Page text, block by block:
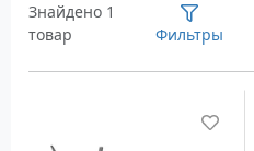
Знайдено 1
товар
Фильтры